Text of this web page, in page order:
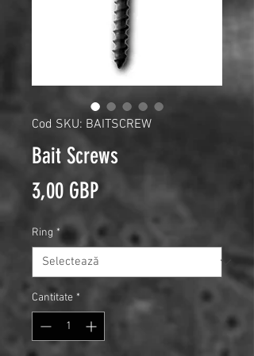
Cod SKU: BAITSCREW
Bait Screws
3,00 GBPPreț
Ring *
Cantitate *